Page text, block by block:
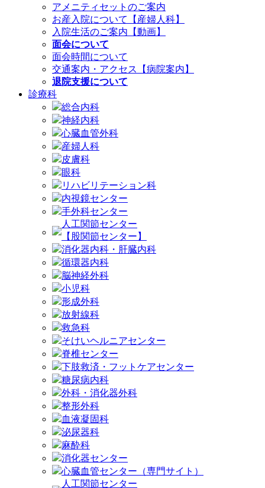
アメニティセットのご案内
お産入院について【産婦人科】
入院生活のご案内【動画】
面会について
面会時間について
交通案内・アクセス【病院案内】
退院支援について
診療科
総合内科
神経内科
心臓血管外科
産婦人科
皮膚科
眼科
リハビリテーション科
内視鏡センター
手外科センター
人工関節センター
【股関節センター】
消化器内科・肝臓内科
循環器内科
脳神経外科
小児科
形成外科
放射線科
救急科
そけいヘルニアセンター
脊椎センター
下肢救済・フットケアセンター
糖尿病内科
外科・消化器外科
整形外科
血液凝固科
泌尿器科
麻酔科
消化器センター
心臓血管センター（専門サイト）
人工関節センター